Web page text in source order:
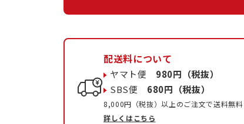
配送料について
ヤマト便 980円（税抜）
SBS便 680円（税抜）
8,000円（税抜）以上のご注文で送料無料
詳しくはこちら